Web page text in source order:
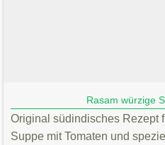
Rasam würzige
Original südindisches Rezept
Suppe mit Tomaten und